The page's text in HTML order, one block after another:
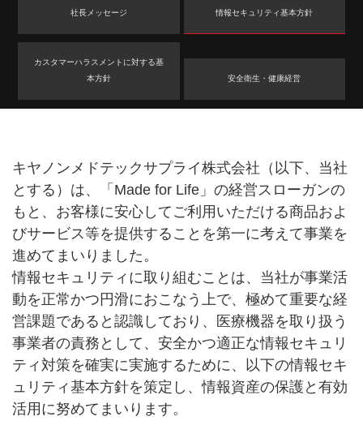
社長メッセージ 情報セキュリティ基本方針
カスタマーハラスメントに対する基
本方針
安全衛生・健康経営
キヤノンメドテックサプライ株式会社（以下、当社
とする）は、「Made for Life」の経営スローガンの
もと、お客様に安心してご利用いただける商品およ
びサービス等を提供することを第一に考えて事業を
進めてまいりました。
情報セキュリティに取り組むことは、当社が事業活
動を正常かつ円滑におこなう上で、極めて重要な経
営課題であると認識しており、医療機器を取り扱う
事業者の責務として、安全かつ適正な情報セキュリ
ティ対策を確実に実施するために、以下の情報セキ
ュリティ基本方針を策定し、情報資産の保護と有効
活用に努めてまいります。